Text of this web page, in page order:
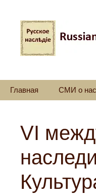
содержимому
Главная СМИ о нас
VI